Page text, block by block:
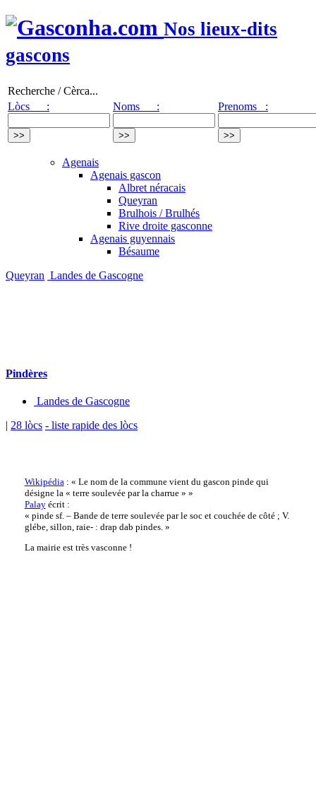
Nos lieux-dits
gascons
Recherche / Cèrca...
Lòcs :
Noms : Prenoms :
Agenais
Agenais gascon
Albret néracais
Queyran
Brulhois / Brulhés
Rive droite gasconne
Agenais guyennais
Bésaume
Queyran Landes de Gascogne
Pindères
Landes de Gascogne
| 28 lòcs - liste rapide des lòcs
Wikipédia: « Le nom de la commune vient du gascon pinde qui
désigne la « terre soulevée par la charrue » »
Palayécrit :
« pinde sf. – Bande de terre soulevée par le soc et couchée de côté ; V.
glébe, sillon, raie- : drap dab pindes. »
La mairie est très vasconne !